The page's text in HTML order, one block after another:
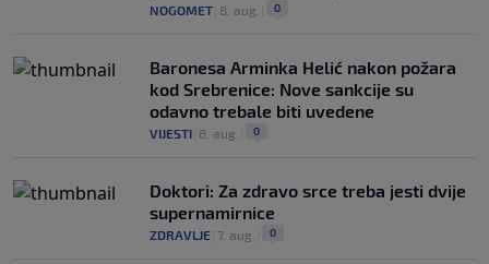
NOGOMET 8. aug. 0
Baronesa Arminka Helić nakon požara
kod Srebrenice: Nove sankcije su
odavno trebale biti uvedene
VIJESTI 8. aug. 0
Doktori: Za zdravo srce treba jesti dvije
supernamirnice
ZDRAVLJE 7. aug. 0